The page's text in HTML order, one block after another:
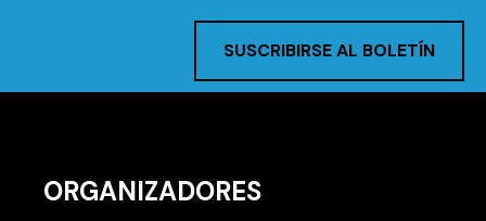
SUSCRIBIRSE AL BOLETÍN
ORGANIZADORES